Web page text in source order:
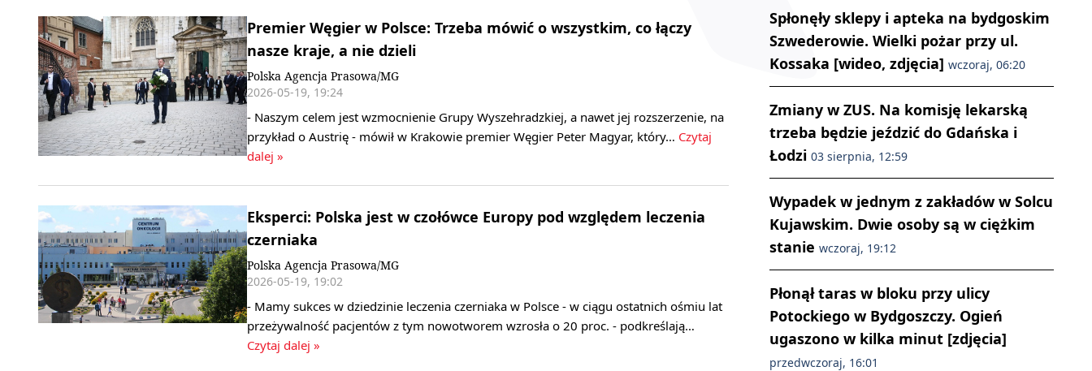
Premier Węgier w Polsce: Trzeba mówić o wszystkim, co łączy
nasze kraje, a nie dzieli
Polska Agencja Prasowa/MG
2026-05-19, 19:24
- Naszym celem jest wzmocnienie Grupy Wyszehradzkiej, a nawet jej rozszerzenie, na
przykład o Austrię - mówił w Krakowie premier Węgier Peter Magyar, który… Czytaj
dalej »
Eksperci: Polska jest w czołówce Europy pod względem leczenia
czerniaka
Polska Agencja Prasowa/MG
2026-05-19, 19:02
- Mamy sukces w dziedzinie leczenia czerniaka w Polsce - w ciągu ostatnich ośmiu lat
przeżywalność pacjentów z tym nowotworem wzrosła o 20 proc. - podkreślają…
Czytaj dalej »
Spłonęły sklepy i apteka na bydgoskim
Szwederowie. Wielki pożar przy ul.
Kossaka [wideo, zdjęcia] wczoraj, 06:20
Zmiany w ZUS. Na komisję lekarską
trzeba będzie jeździć do Gdańska i
Łodzi 03 sierpnia, 12:59
Wypadek w jednym z zakładów w Solcu
Kujawskim. Dwie osoby są w ciężkim
stanie wczoraj, 19:12
Płonął taras w bloku przy ulicy
Potockiego w Bydgoszczy. Ogień
ugaszono w kilka minut [zdjęcia]
przedwczoraj, 16:01